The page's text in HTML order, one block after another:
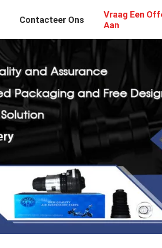
Contacteer Ons
Vraag Een
Aan